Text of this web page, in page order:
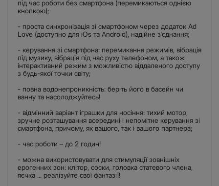
під час роботи без смартфона (перемикаються однією
кнопкою);
- проста синхронізація зі смартфоном через додаток Ad
Love (доступно для iOs та Android), надійне з'єднання;
- керування зі смартфона: перемикання режимів, вібрація
під музику, вібрація під час руху телефоном, а також
інтерактивний режим з можливістю віддаленого доступу
з будь-якої точки світу;
- повна водонепроникність: беріть його в басейн чи
ванну та насолоджуйтесь!
- відмінний варіант іграшки для носіння: тихий мотор,
зручне розташування всередині і непомітне керування зі
смартфона, причому, як вашого, так і вашого партнера;
- час роботи – до 2 годин!
- можна використовувати для стимуляції зовнішніх
ерогенних зон: клітор, соски, головка статевого члена,
яєчка ... реалізуйте свої фантазії!